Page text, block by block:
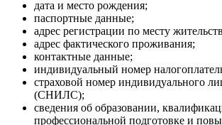
дата и место рождения;
паспортные данные;
адрес регистрации по месту
адрес фактического проживания;
контактные данные;
индивидуальный номер
страховой номер индивидуального
(СНИЛС);
сведения об образовании,
профессиональной подготовке и